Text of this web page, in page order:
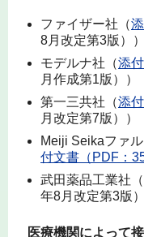
ファイザー社（
8月改定第3版））
モデルナ社（添
月作成第1版））
第一三共社（添
月改定第7版））
Meiji Seikaファ
付文書（PDF：
武田薬品工業社（
年8月改定第3版）
医療機関によって